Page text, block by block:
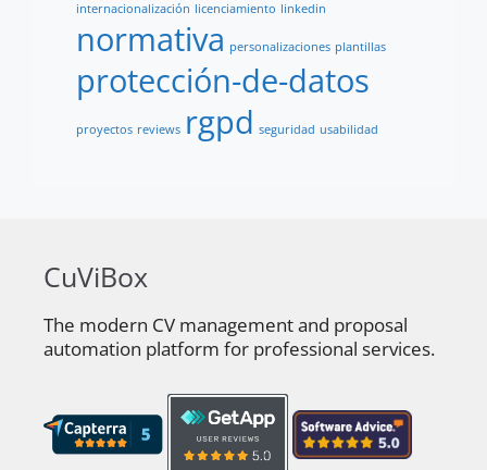
internacionalización licenciamiento linkedin
normativa personalizaciones plantillas
protección-de-datos
proyectos reviews rgpd seguridad usabilidad
CuViBox
The modern CV management and proposal
automation platform for professional services.